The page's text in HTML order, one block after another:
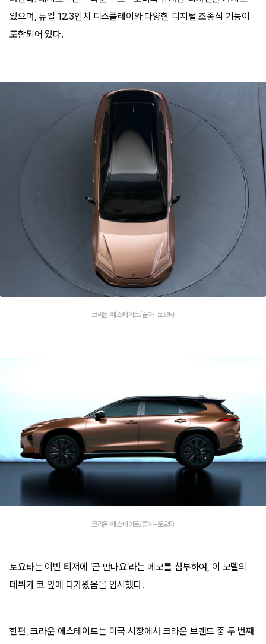
있으며, 듀얼 12.3인치 디스플레이와 다양한 디지털 조종석 기능이
포함되어 있다.
크라운 에스테이트/출처-토요타
크라운 에스테이트/출처-토요타
토요타는 이번 티저에 ‘곧 만나요’라는 메모를 첨부하여, 이 모델의
데뷔가 코 앞에 다가왔음을 암시했다.
한편, 크라운 에스테이트는 미국 시장에서 크라운 브랜드 중 두 번째